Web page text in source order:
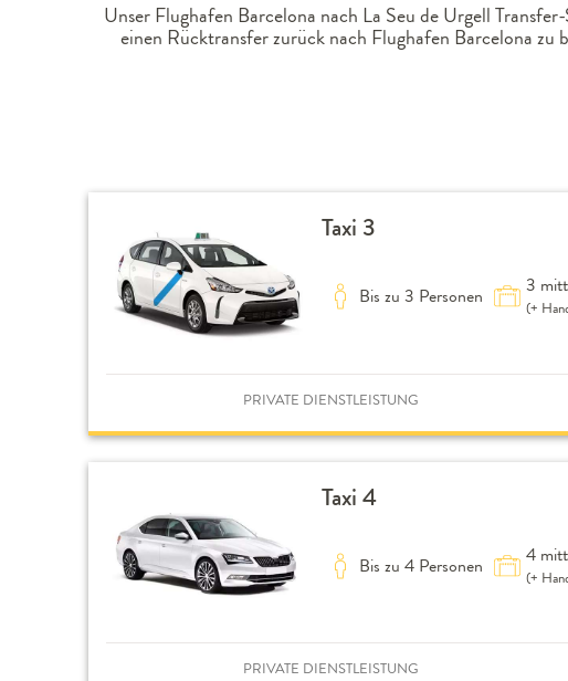
Unser Flughafen Barcelona nach La Seu de Urgell
einen Rücktransfer zurück nach Flughafen Barcelona
Taxi 3
Bis zu 3 Personen 3
(+
PRIVATE DIENSTLEISTUNG
Taxi 4
Bis zu 4 Personen 4
(+
PRIVATE DIENSTLEISTUNG